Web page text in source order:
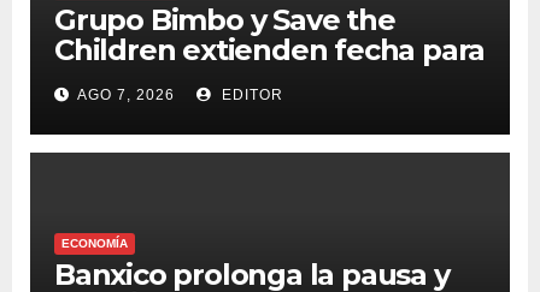
Grupo Bimbo y Save the
Children extienden fecha para
apoyar a damnificados de
Venezuela
AGO 7, 2026 EDITOR
ECONOMÍA
Banxico prolonga la pausa y